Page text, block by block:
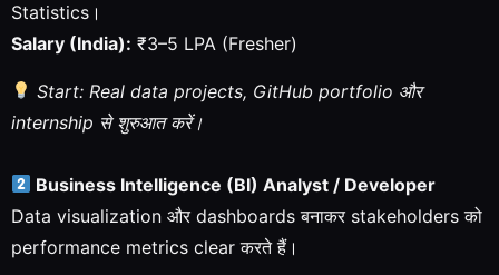
Statistics।
Salary (India): ₹3–5 LPA (Fresher)
Start: Real data projects, GitHub portfolio और
internship से शुरुआत करें।
Business Intelligence (BI) Analyst / Developer
Data visualization और dashboards बनाकर stakeholders को
performance metrics clear करते हैं।